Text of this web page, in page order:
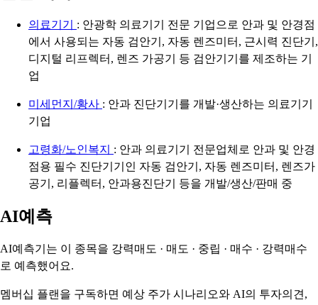
의료기기 : 안광학 의료기기 전문 기업으로 안과 및 안경점
에서 사용되는 자동 검안기, 자동 렌즈미터, 근시력 진단기,
디지털 리프렉터, 렌즈 가공기 등 검안기기를 제조하는 기
업
미세먼지/황사 : 안과 진단기기를 개발·생산하는 의료기기
기업
고령화/노인복지 : 안과 의료기기 전문업체로 안과 및 안경
점용 필수 진단기기인 자동 검안기, 자동 렌즈미터, 렌즈가
공기, 리플렉터, 안과용진단기 등을 개발/생산/판매 중
AI예측
AI예측기는 이 종목을 강력매도 · 매도 · 중립 · 매수 · 강력매수
로 예측했어요.
멤버십 플랜을 구독하면 예상 주가 시나리오와 AI의 투자의견,